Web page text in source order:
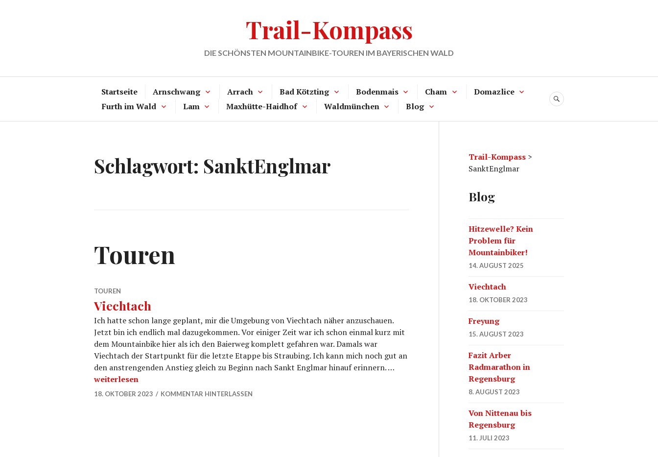
Trail-Kompass
DIE SCHÖNSTEN MOUNTAINBIKE-TOUREN IM BAYERISCHEN WALD
Startseite Arnschwang Arrach Bad Kötzting Bodenmais Cham
Domazlice
Furth im Wald
Lam Maxhütte-Haidhof Waldmünchen Blog
SUCHE
Schlagwort: SanktEnglmar
Touren
TOUREN
Viechtach
Ich hatte schon lange geplant, mir die Umgebung von Viechtach näher anzuschauen.
Jetzt bin ich endlich mal dazugekommen. Vor einiger Zeit war ich schon einmal kurz mit
dem Mountainbike hier als ich den Baierweg komplett gefahren war. Damals war
Viechtach der Startpunkt für die letzte Etappe bis Straubing. Ich kann mich noch gut an
den anstrengenden Anstieg gleich zu Beginn nach Sankt Englmar hinauf erinnern. …
Viechtach
weiterlesen
18. OKTOBER 2023 KOMMENTAR HINTERLASSEN
Trail-Kompass >
SanktEnglmar
Blog
Hitzewelle? Kein
Problem für
Mountainbiker!
14. AUGUST 2025
Viechtach
18. OKTOBER 2023
Freyung
15. AUGUST 2023
Fazit Arber
Radmarathon in
Regensburg
8. AUGUST 2023
Von Nittenau bis
Regensburg
11. JULI 2023